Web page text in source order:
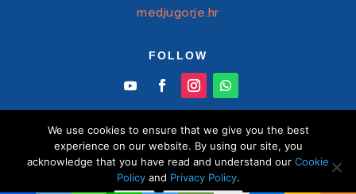
medjugorje.hr
FOLLOW
© Information centre "Mir" Medjugorje 2026 默
主哥耶中文官方網站 版權所有
We use cookies to ensure that we give you the best
experience on our website. By using our site, you
acknowledge that you have read and understand our Cookie
Policyand Privacy Policy.